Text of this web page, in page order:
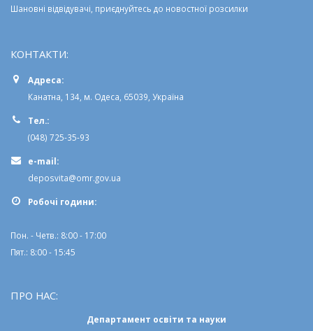
Шановні відвідувачі, приєднуйтесь до новостної розсилки
КОНТАКТИ:
Адреса:
Канатна, 134, м. Одеса, 65039, Україна
Тел.:
(048) 725-35-93
e-mail:
deposvita@omr.gov.ua
Робочi години:
Пон. - Четв.: 8:00 - 17:00
Пят.: 8:00 - 15:45
ПРО НАС:
Департамент освіти та науки